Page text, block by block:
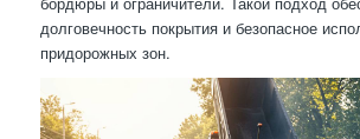
долговечность покрытия и безопасное
придорожных зон.